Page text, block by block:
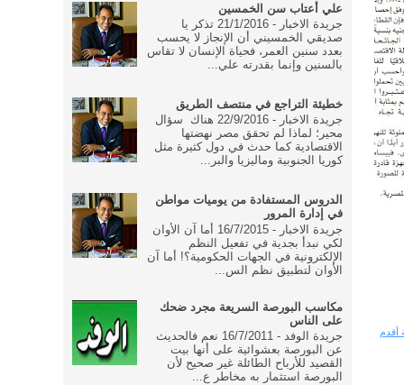
أقدم
علي أعتاب سن الخمسين
جريدة الاخبار - 21/1/2016 تذكر يا
صديقي الخمسيني أن الإنجاز لا يحسب
بعدد سنين العمر، فحياة الإنسان لا تقاس
بالسنين وإنما بقدرته علي...
خطيئة التراجع في منتصف الطريق
جريدة الاخبار - 22/9/2016 هناك سؤال
محير؛ لماذا لم تحقق مصر نهضتها
الاقتصادية كما حدث في دول كثيرة مثل
كوريا الجنوبية وماليزيا والبر...
الدروس المستفادة من يوميات مواطن
في إدارة المرور
جريدة الاخبار - 16/7/2015 أما آن الأوان
لكي نبدأ بجدية في تفعيل النظم
الإلكترونية في الجهات الحكومية؟! أما آن
الأوان لتطبيق نظم الس...
مكاسب البورصة السريعة مجرد ضحك
على الناس
جريدة الوفد - 16/7/2011 نعم فالحديث
عن البورصة بعشوائية على أنها بيت
القصيد للأرباح الطائلة غير صحيح لأن
البورصة استثمار به مخاطر ع...